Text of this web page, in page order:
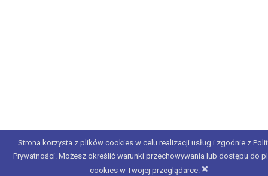
Strona korzysta z plików cookies w celu realizacji usług i zgodnie z
Prywatności. Możesz określić warunki przechowywania lub dostępu do
cookies w Twojej przeglądarce. ×